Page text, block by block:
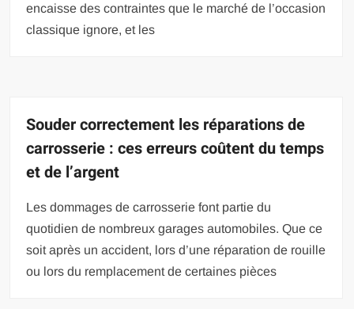
encaisse des contraintes que le marché de l’occasion
classique ignore, et les
Souder correctement les réparations de
carrosserie : ces erreurs coûtent du temps
et de l’argent
Les dommages de carrosserie font partie du
quotidien de nombreux garages automobiles. Que ce
soit après un accident, lors d’une réparation de rouille
ou lors du remplacement de certaines pièces